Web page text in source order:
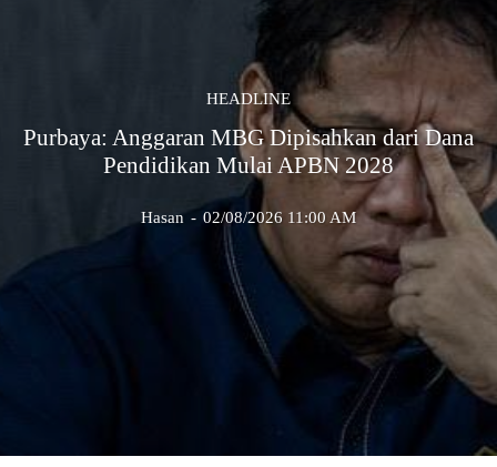
HEADLINE
Purbaya: Anggaran MBG Dipisahkan dari Dana
Pendidikan Mulai APBN 2028
Hasan - 02/08/2026 11:00 AM